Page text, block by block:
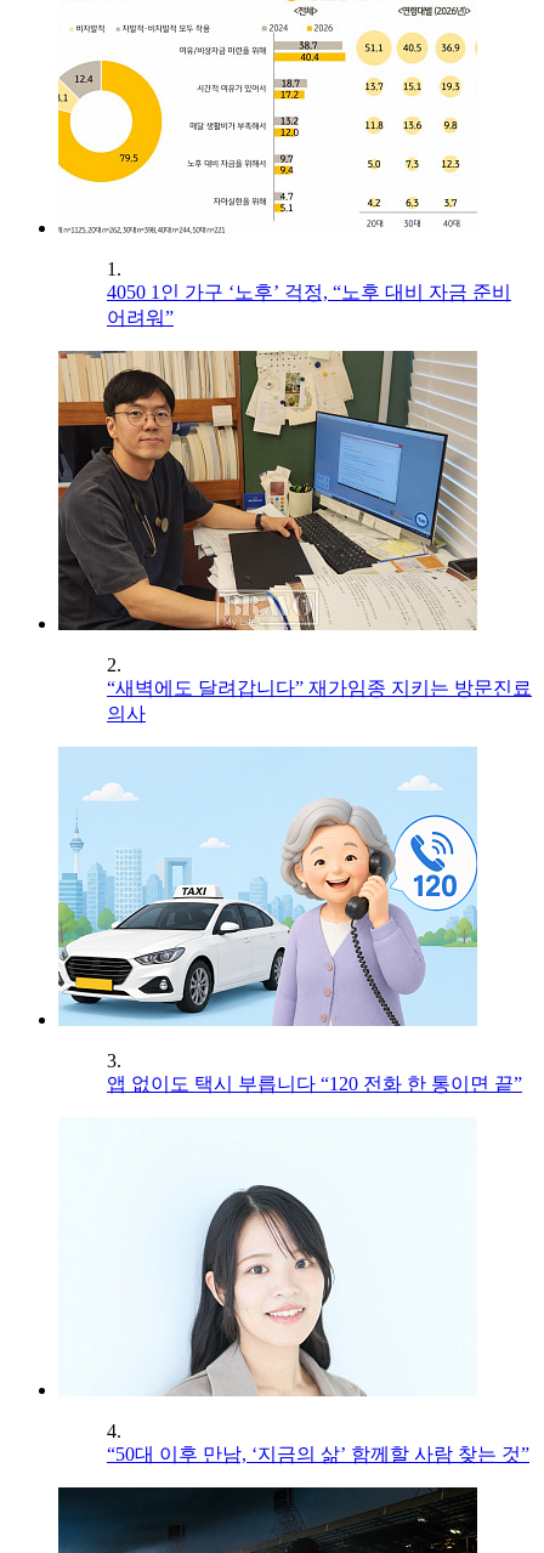
1.
4050 1인 가구 ‘노후’ 걱정, “노후 대비 자금 준비
어려워”
2.
“새벽에도 달려갑니다” 재가임종 지키는 방문진료
의사
3.
앱 없이도 택시 부릅니다 “120 전화 한 통이면 끝”
4.
“50대 이후 만남, ‘지금의 삶’ 함께할 사람 찾는 것”